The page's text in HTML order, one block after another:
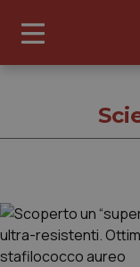
Cronache